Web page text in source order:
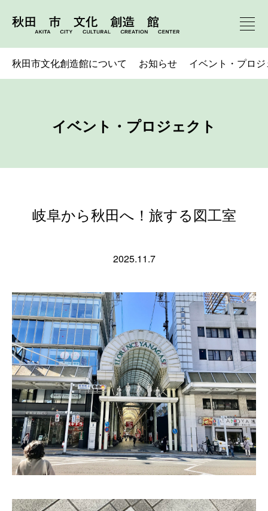
秋田市文化創造館について お知らせ イベント・プロ
イベント・プロジェクト
岐阜から秋田へ！旅する図工室
2025.11.7